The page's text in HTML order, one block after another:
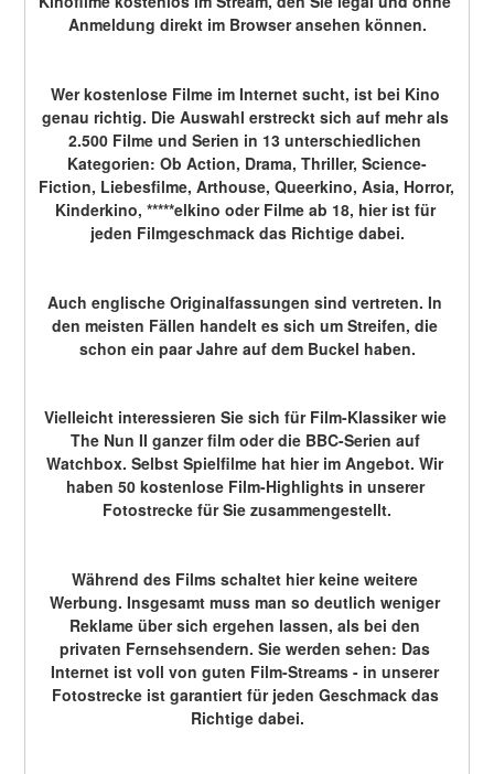
Anmeldung direkt im Browser ansehen können.
Wer kostenlose Filme im Internet sucht, ist bei Kino
genau richtig. Die Auswahl erstreckt sich auf mehr als
2.500 Filme und Serien in 13 unterschiedlichen
Kategorien: Ob Action, Drama, Thriller, Science-
Fiction, Liebesfilme, Arthouse, Queerkino, Asia, Horror,
Kinderkino, *****elkino oder Filme ab 18, hier ist für
jeden Filmgeschmack das Richtige dabei.
Auch englische Originalfassungen sind vertreten. In
den meisten Fällen handelt es sich um Streifen, die
schon ein paar Jahre auf dem Buckel haben.
Vielleicht interessieren Sie sich für Film-Klassiker wie
The Nun II ganzer film oder die BBC-Serien auf
Watchbox. Selbst Spielfilme hat hier im Angebot. Wir
haben 50 kostenlose Film-Highlights in unserer
Fotostrecke für Sie zusammengestellt.
Während des Films schaltet hier keine weitere
Werbung. Insgesamt muss man so deutlich weniger
Reklame über sich ergehen lassen, als bei den
privaten Fernsehsendern. Sie werden sehen: Das
Internet ist voll von guten Film-Streams - in unserer
Fotostrecke ist garantiert für jeden Geschmack das
Richtige dabei.